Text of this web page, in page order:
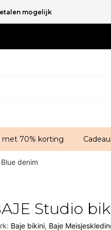
mogelijk
70% korting
denim
Studio
Baje bikini, Baje